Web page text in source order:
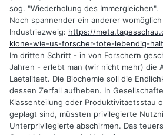
sog. "Wiederholung des Immergleichen".
Noch spannender ein anderer
Industriezweig: https://
klone-wie-us-forscher-tote-lebendig-
Im dritten Schritt - in von Forschern
Jahren - erlebt man (wir nicht mehr) die
Laetalitaet. Die Biochemie soll die
dessen Zerfall aufheben. In
Klassenteilung oder Produktivitaetsstau
geplagt sind, müssten privilegierte
Unterprivilegierte abschirmen. Das